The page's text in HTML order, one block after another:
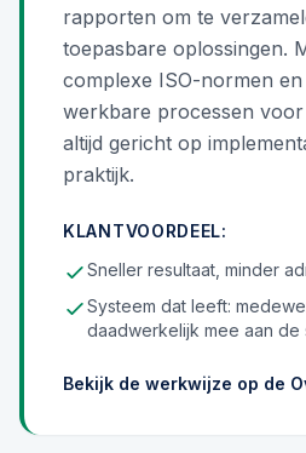
rapporten om te
toepasbare oplossingen.
complexe ISO-normen
werkbare processen
altijd gericht op
praktijk.
KLANTVOORDEEL:
Sneller resultaat, minder
Systeem dat leeft:
daadwerkelijk mee aan de
Bekijk de werkwijze op de